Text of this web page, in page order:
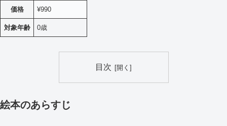
価格 ¥990
対象年齢 0歳
目次
絵本のあらすじ